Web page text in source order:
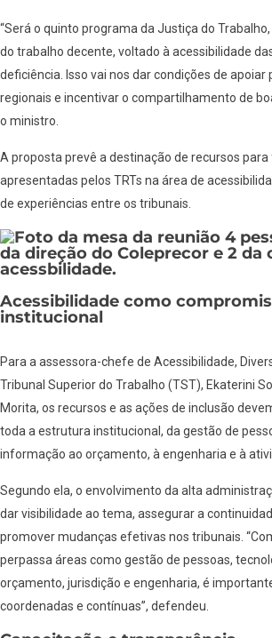
“Será o quinto programa da Justiça do
do trabalho decente, voltado à acessibilidade
deficiência. Isso vai nos dar condições de
regionais e incentivar o compartilhamento de
o ministro.
A proposta prevê a destinação de recursos
apresentadas pelos TRTs na área de
de experiências entre os tribunais.
Acessibilidade como
institucional
Para a assessora-chefe de Acessibilidade,
Tribunal Superior do Trabalho (TST), Ekaterini
Morita, os recursos e as ações de inclusão
toda a estrutura institucional, da gestão de
informação ao orçamento, à engenharia e à
Segundo ela, o envolvimento da alta
dar visibilidade ao tema, assegurar a
promover mudanças efetivas nos tribunais.
perpassa áreas como gestão de pessoas,
orçamento, jurisdição e engenharia, é
coordenadas e contínuas”, defendeu.